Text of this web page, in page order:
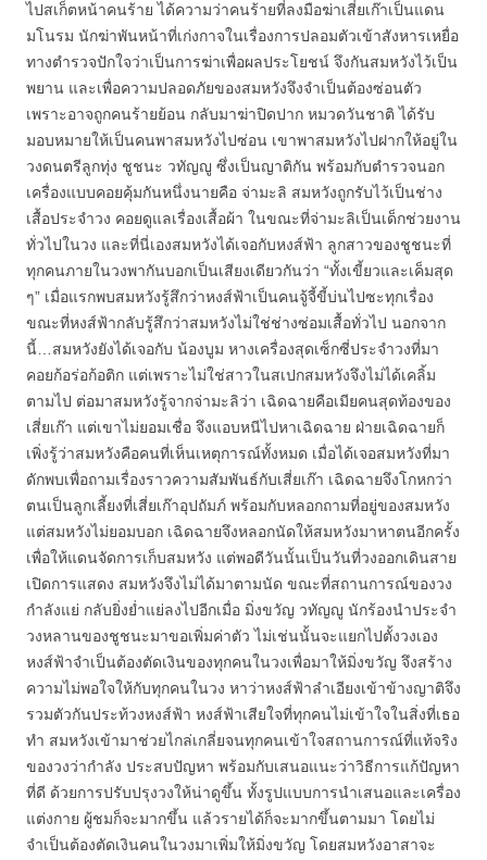
ไปสเก็ตหน้าคนร้าย ได้ความว่าคนร้ายที่ลงมือฆ่าเสี่ยเก๊าเป็นแดน
มโนรม นักฆ่าพันหน้าที่เก่งกาจในเรื่องการปลอมตัวเข้าสังหารเหยื่อ
ทางตำรวจปักใจว่าเป็นการฆ่าเพื่อผลประโยชน์ จึงกันสมหวังไว้เป็น
พยาน และเพื่อความปลอดภัยของสมหวังจึงจำเป็นต้องซ่อนตัว
เพราะอาจถูกคนร้ายย้อน กลับมาฆ่าปิดปาก หมวดวันชาติ ได้รับ
มอบหมายให้เป็นคนพาสมหวังไปซ่อน เขาพาสมหวังไปฝากให้อยู่ใน
วงดนตรีลูกทุ่ง ชูชนะ วทัญญู ซึ่งเป็นญาติกัน พร้อมกับตำรวจนอก
เครื่องแบบคอยคุ้มกันหนึ่งนายคือ จ่ามะลิ สมหวังถูกรับไว้เป็นช่าง
เสื้อประจำวง คอยดูแลเรื่องเสื้อผ้า ในขณะที่จ่ามะลิเป็นเด็กช่วยงาน
ทั่วไปในวง และที่นี่เองสมหวังได้เจอกับหงส์ฟ้า ลูกสาวของชูชนะที่
ทุกคนภายในวงพากันบอกเป็นเสียงเดียวกันว่า “ทั้งเขี้ยวและเค็มสุด
ๆ” เมื่อแรกพบสมหวังรู้สึกว่าหงส์ฟ้าเป็นคนจู้จี้ขี้บ่นไปซะทุกเรื่อง
ขณะที่หงส์ฟ้ากลับรู้สึกว่าสมหวังไม่ใช่ช่างซ่อมเสื้อทั่วไป นอกจาก
นี้…สมหวังยังได้เจอกับ น้องบูม หางเครื่องสุดเซ็กซี่ประจำวงที่มา
คอยก้อร่อก้อติก แต่เพราะไม่ใช่สาวในสเปกสมหวังจึงไม่ได้เคลิ้ม
ตามไป ต่อมาสมหวังรู้จากจ่ามะลิว่า เฉิดฉายคือเมียคนสุดท้องของ
เสี่ยเก๊า แต่เขาไม่ยอมเชื่อ จึงแอบหนีไปหาเฉิดฉาย ฝ่ายเฉิดฉายก็
เพิ่งรู้ว่าสมหวังคือคนที่เห็นเหตุการณ์ทั้งหมด เมื่อได้เจอสมหวังที่มา
ดักพบเพื่อถามเรื่องราวความสัมพันธ์กับเสี่ยเก๊า เฉิดฉายจึงโกหกว่า
ตนเป็นลูกเลี้ยงที่เสี่ยเก๊าอุปถัมภ์ พร้อมกับหลอกถามที่อยู่ของสมหวัง
แต่สมหวังไม่ยอมบอก เฉิดฉายจึงหลอกนัดให้สมหวังมาหาตนอีกครั้ง
เพื่อให้แดนจัดการเก็บสมหวัง แต่พอดีวันนั้นเป็นวันที่วงออกเดินสาย
เปิดการแสดง สมหวังจึงไม่ได้มาตามนัด ขณะที่สถานการณ์ของวง
กำลังแย่ กลับยิ่งย่ำแย่ลงไปอีกเมื่อ มิ่งขวัญ วทัญญู นักร้องนำประจำ
วงหลานของชูชนะมาขอเพิ่มค่าตัว ไม่เช่นนั้นจะแยกไปตั้งวงเอง
หงส์ฟ้าจำเป็นต้องตัดเงินของทุกคนในวงเพื่อมาให้มิ่งขวัญ จึงสร้าง
ความไม่พอใจให้กับทุกคนในวง หาว่าหงส์ฟ้าลำเอียงเข้าข้างญาติจึง
รวมตัวกันประท้วงหงส์ฟ้า หงส์ฟ้าเสียใจที่ทุกคนไม่เข้าใจในสิ่งที่เธอ
ทำ สมหวังเข้ามาช่วยไกล่เกลี่ยจนทุกคนเข้าใจสถานการณ์ที่แท้จริง
ของวงว่ากำลัง ประสบปัญหา พร้อมกับเสนอแนะว่าวิธีการแก้ปัญหา
ที่ดี ด้วยการปรับปรุงวงให้น่าดูขึ้น ทั้งรูปแบบการนำเสนอและเครื่อง
แต่งกาย ผู้ชมก็จะมากขึ้น แล้วรายได้ก็จะมากขึ้นตามมา โดยไม่
จำเป็นต้องตัดเงินคนในวงมาเพิ่มให้มิ่งขวัญ โดยสมหวังอาสาจะ